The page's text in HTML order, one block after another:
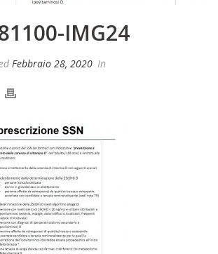
IMG24
Febbraio 28, 2020 In